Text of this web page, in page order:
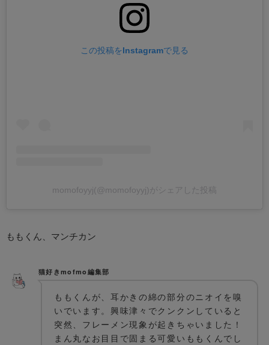
この投稿をInstagramで見る
momofoyyj(@momofoyyj)がシェアした投稿
ももくん、マンチカン
猫好きmofmo編集部
ももくんが、耳かきの綿の部分のニオイを嗅
いでいます。興味津々でクンクンしていると
突然、フレーメン現象が起きちゃいました！
まん丸なお目目で固まる可愛いももくんでし